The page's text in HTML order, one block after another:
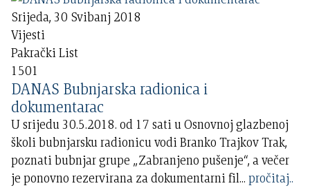
Srijeda, 30 Svibanj 2018
Vijesti
Pakrački List
1501
DANAS Bubnjarska radionica i
dokumentarac
U srijedu 30.5.2018. od 17 sati u Osnovnoj glazbenoj
školi bubnjarsku radionicu vodi Branko Trajkov Trak,
poznati bubnjar grupe „Zabranjeno pušenje“, a večer
je ponovno rezervirana za dokumentarni fil... pročitaj..